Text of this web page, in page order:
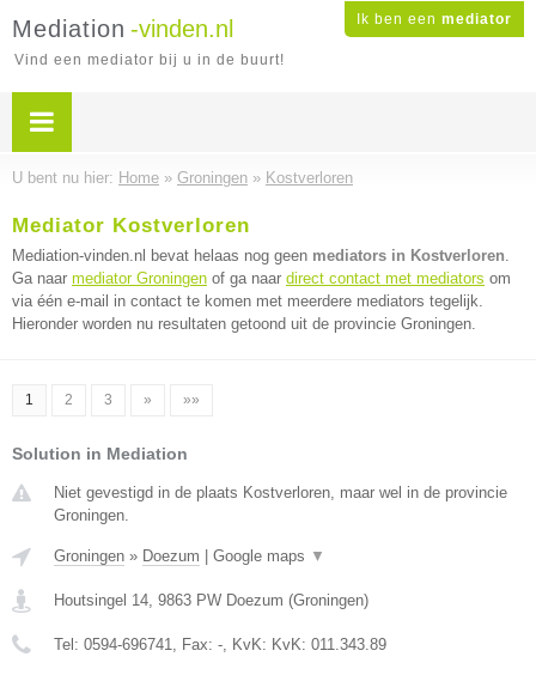
Ik ben een mediator
Mediation -vinden.nl
Vind een mediator bij u in de buurt!
U bent nu hier: Home » Groningen » Kostverloren
Mediator Kostverloren
Mediation-vinden.nl bevat helaas nog geen mediators in Kostverloren.
Ga naar mediator Groningen of ga naar direct contact met mediators om
via één e-mail in contact te komen met meerdere mediators tegelijk.
Hieronder worden nu resultaten getoond uit de provincie Groningen.
1 2 3 » »»
Solution in Mediation
Niet gevestigd in de plaats Kostverloren, maar wel in de provincie
Groningen.
Groningen » Doezum Google maps ▼
Houtsingel 14, 9863 PW Doezum (Groningen)
Tel: 0594-696741, Fax: -, KvK: KvK: 011.343.89